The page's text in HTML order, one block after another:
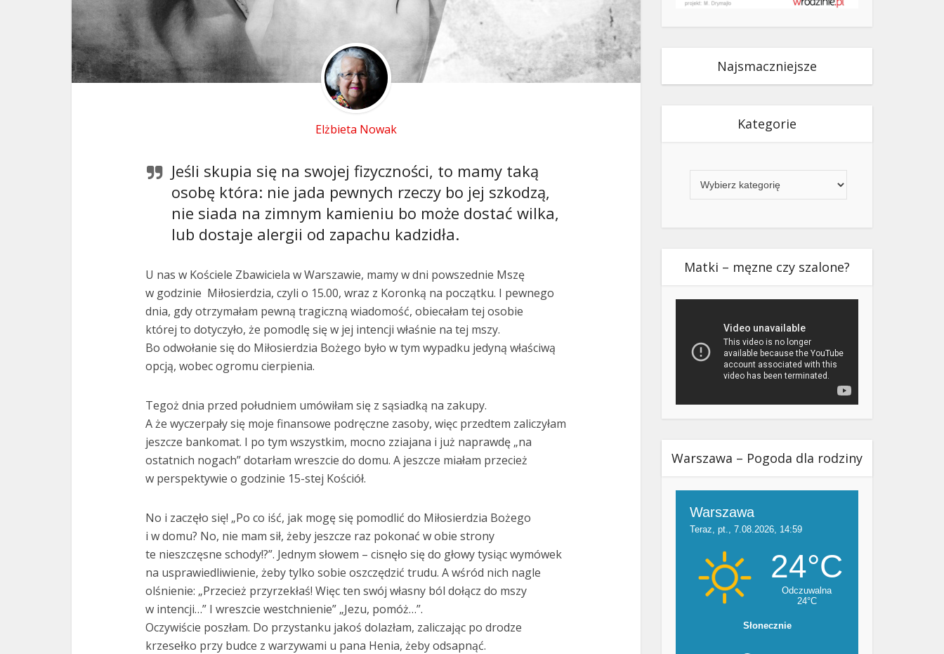
Elżbieta Nowak
Jeśli skupia się na swojej fizyczności, to mamy taką
osobę która: nie jada pewnych rzeczy bo jej szkodzą,
nie siada na zimnym kamieniu bo może dostać wilka,
lub dostaje alergii od zapachu kadzidła.
U nas w Kościele Zbawiciela w Warszawie, mamy w dni powszednie Mszę
w godzinie Miłosierdzia, czyli o 15.00, wraz z Koronką na początku. I pewnego
dnia, gdy otrzymałam pewną tragiczną wiadomość, obiecałam tej osobie
której to dotyczyło, że pomodlę się w jej intencji właśnie na tej mszy.
Bo odwołanie się do Miłosierdzia Bożego było w tym wypadku jedyną właściwą
opcją, wobec ogromu cierpienia.
Tegoż dnia przed południem umówiłam się z sąsiadką na zakupy.
A że wyczerpały się moje finansowe podręczne zasoby, więc przedtem zaliczyłam
jeszcze bankomat. I po tym wszystkim, mocno zziajana i już naprawdę „na
ostatnich nogach” dotarłam wreszcie do domu. A jeszcze miałam przecież
w perspektywie o godzinie 15-stej Kościół.
No i zaczęło się! „Po co iść, jak mogę się pomodlić do Miłosierdzia Bożego
i w domu? No, nie mam sił, żeby jeszcze raz pokonać w obie strony
te nieszczęsne schody!?”. Jednym słowem – cisnęło się do głowy tysiąc wymówek
na usprawiedliwienie, żeby tylko sobie oszczędzić trudu. A wśród nich nagle
olśnienie: „Przecież przyrzekłaś! Więc ten swój własny ból dołącz do mszy
w intencji…” I wreszcie westchnienie” „Jezu, pomóż…”.
Oczywiście poszłam. Do przystanku jakoś dolazłam, zaliczając po drodze
krzesełko przy budce z warzywami u pana Henia, żeby odsapnąć.
Najsmaczniejsze
Kategorie
Matki – męzne czy szalone?
Warszawa – Pogoda dla rodziny